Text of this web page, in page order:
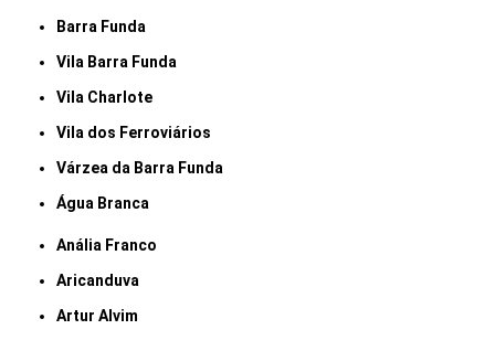
Barra Funda
Vila Barra Funda
Vila Charlote
Vila dos Ferroviários
Várzea da Barra Funda
Água Branca
Anália Franco
Aricanduva
Artur Alvim